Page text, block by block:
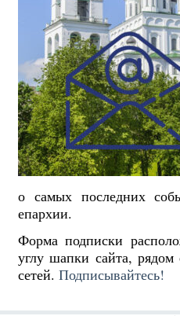
о самых последних
епархии.
Форма подписки
углу шапки сайта,
сетей. Подписывайтесь!